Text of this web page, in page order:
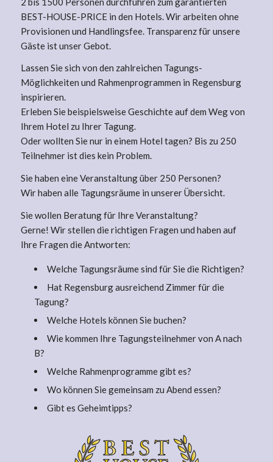
BEST-HOUSE-PRICE in den Hotels. Wir arbeiten ohne
Provisionen und Handlingsfee. Transparenz für unsere
Gäste ist unser Gebot.
Lassen Sie sich von den zahlreichen Tagungs-
Möglichkeiten und Rahmenprogrammen in Regensburg
inspirieren.
Erleben Sie beispielsweise Geschichte auf dem Weg von
Ihrem Hotel zu Ihrer Tagung.
Oder wollten Sie nur in einem Hotel tagen? Bis zu 250
Teilnehmer ist dies kein Problem.
Sie haben eine Veranstaltung über 250 Personen?
Wir haben alle Tagungsräume in unserer Übersicht.
Sie wollen Beratung für Ihre Veranstaltung?
Gerne! Wir stellen die richtigen Fragen und haben auf
Ihre Fragen die Antworten:
Welche Tagungsräume sind für Sie die Richtigen?
Hat Regensburg ausreichend Zimmer für die
Tagung?
Welche Hotels können Sie buchen?
Wie kommen Ihre Tagungsteilnehmer von A nach
B?
Welche Rahmenprogramme gibt es?
Wo können Sie gemeinsam zu Abend essen?
Gibt es Geheimtipps?